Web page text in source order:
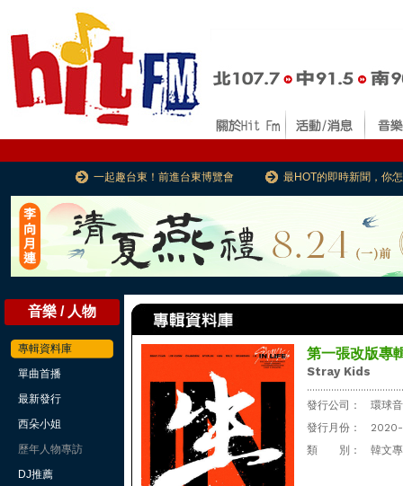
一起趣台東！前進台東博覽會 最HOT的即時新聞，你
音樂 / 人物
專輯資料庫
單曲首播
最新發行
西朵小姐
歷年人物專訪
DJ推薦
第一張改版專
Stray Kids
發行公司：
環球
發行月份：
類 別：
韓文